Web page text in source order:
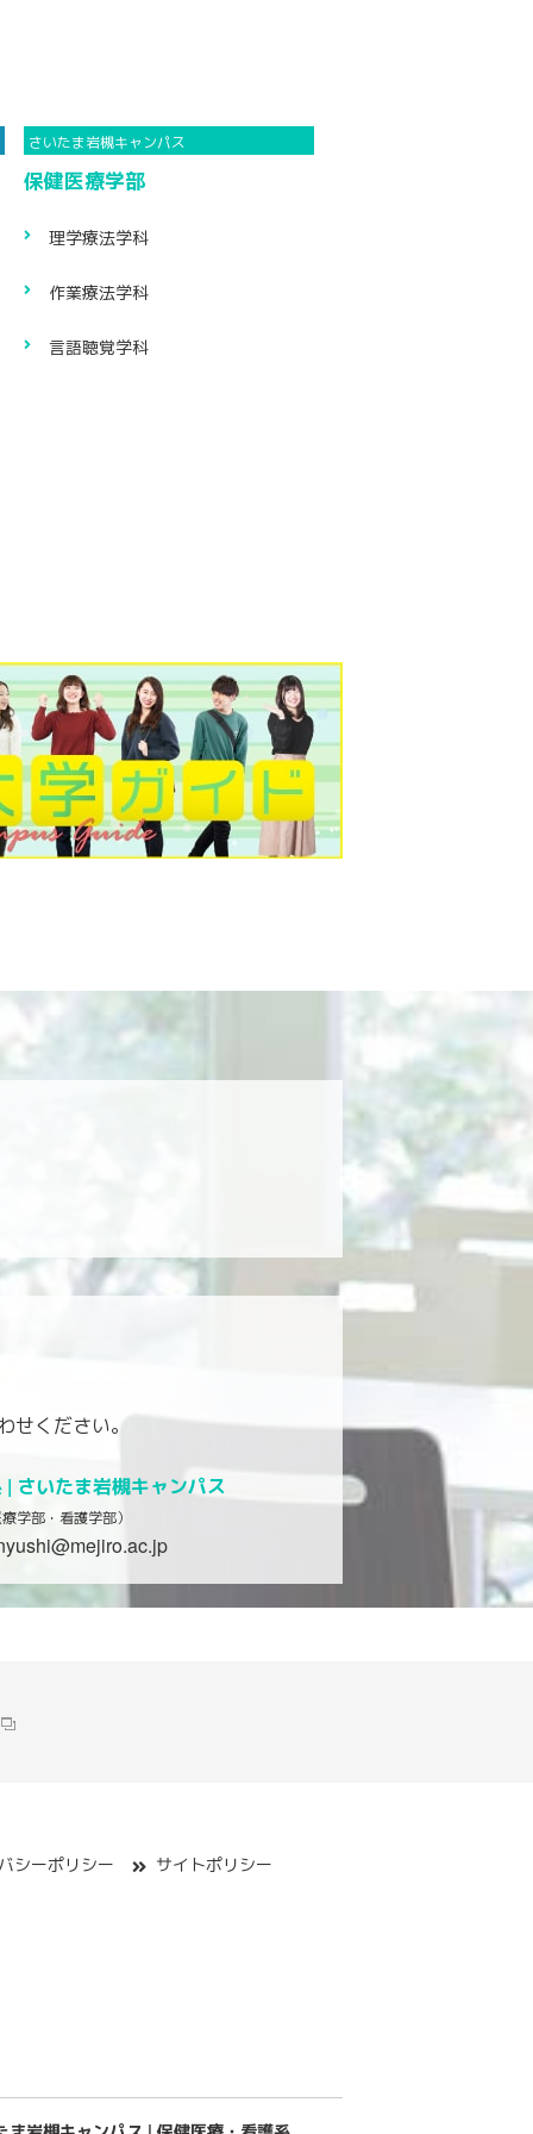
保健医療学部
理学療法学科
作業療法学科
言語聴覚学科
せください。
| さいたま岩槻キャンパス
療学部・看護学部）
シーポリシー サイトポリシー